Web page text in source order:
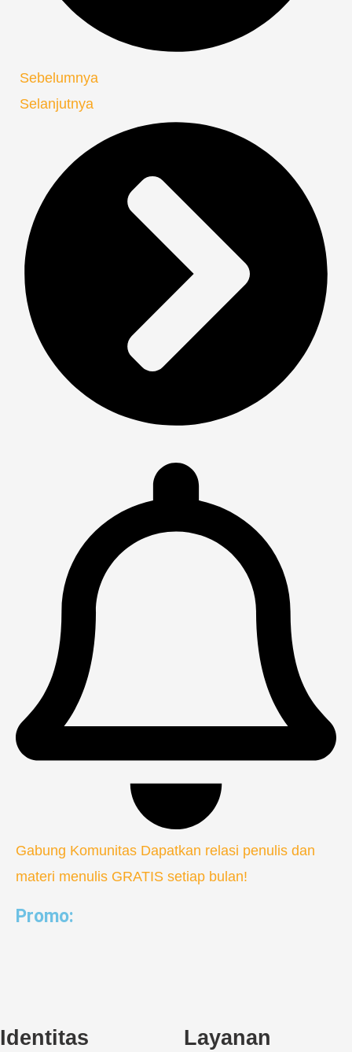
Sebelumnya
Selanjutnya
Gabung Komunitas Dapatkan relasi penulis dan
materi menulis GRATIS setiap bulan!
Promo:
Identitas Layanan